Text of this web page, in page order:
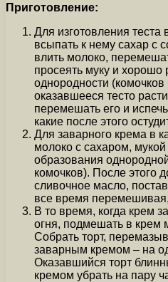
Приготовление:
Для изготовления теста
всыпать к нему сахар с
влить молоко,
просеять муку и хорошо
однородности
оказавшееся тесто
перемешать его и
какие после этого
Для заварного крема в
молоко с сахаром,
образования
комочков). После этого
сливочное масло,
все время
В то время, когда крем
огня, подмешать в крем
Собрать торт,
заварным кремом – на
Оказавшийся торт
кремом убрать на пару